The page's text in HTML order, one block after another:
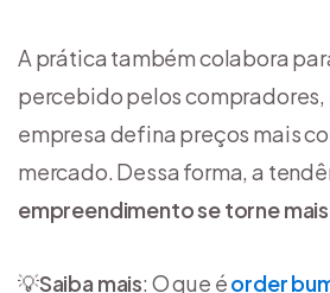
A prática também colabora
percebido pelos compradores,
empresa defina preços mais
mercado. Dessa forma, a
empreendimento se torne
💡Saiba mais: O que éorder